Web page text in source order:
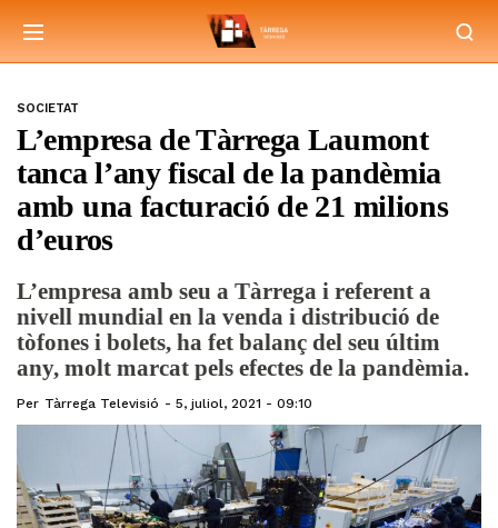
SOCIETAT
L’empresa de Tàrrega Laumont
tanca l’any fiscal de la pandèmia
amb una facturació de 21 milions
d’euros
L’empresa amb seu a Tàrrega i referent a
nivell mundial en la venda i distribució de
tòfones i bolets, ha fet balanç del seu últim
any, molt marcat pels efectes de la pandèmia.
Per Tàrrega Televisió 5, juliol, 2021 - 09:10